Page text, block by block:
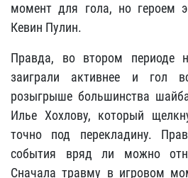
момент для гола, но героем
Кевин Пулин.
Правда, во втором периоде
заиграли активнее и гол
розыгрыше большинства
Илье Хохлову, который
точно под перекладину.
события вряд ли можно
Сначала травму в игровом